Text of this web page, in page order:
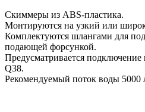
Cкиммеры из ABS-пластика.
Монтируются на узкий или
Комплектуются шлангами для
подающей форсункой.
Предусматривается
Q38.
Рекомендуемый поток воды 5000